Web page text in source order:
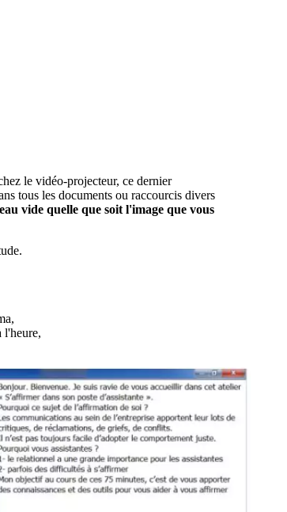
le vidéo-projecteur, ce dernier
tous les documents ou raccourcis divers
vide quelle que soit l'image que vous
l'heure,